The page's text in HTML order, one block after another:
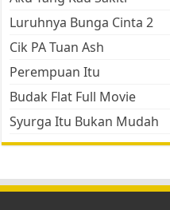
Luruhnya Bunga Cinta 2
Cik PA Tuan Ash
Perempuan Itu
Budak Flat Full Movie
Syurga Itu Bukan Mudah